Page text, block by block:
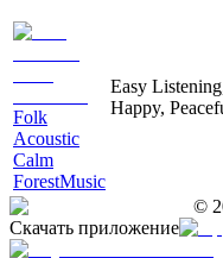
Folk
Acoustic
Calm
ForestMusic
Easy
Happy,
©
Скачать приложение